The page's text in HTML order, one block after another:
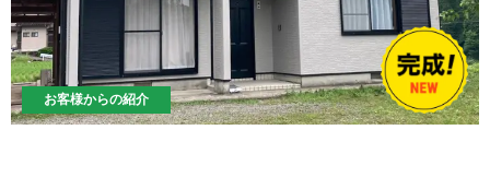
お客様からの紹介